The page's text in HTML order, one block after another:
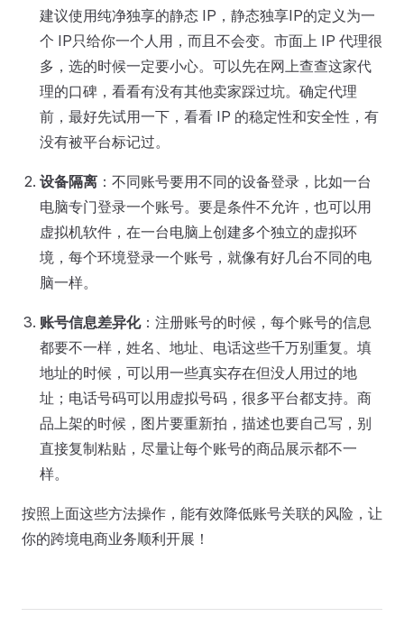
建议使用纯净独享的静态 IP，静态独享IP的定义为一
个 IP只给你一个人用，而且不会变。市面上 IP 代理很
多，选的时候一定要小心。可以先在网上查查这家代
理的口碑，看看有没有其他卖家踩过坑。确定代理
前，最好先试用一下，看看 IP 的稳定性和安全性，有
没有被平台标记过。
设备隔离 ：不同账号要用不同的设备登录，比如一台
电脑专门登录一个账号。要是条件不允许，也可以用
虚拟机软件，在一台电脑上创建多个独立的虚拟环
境，每个环境登录一个账号，就像有好几台不同的电
脑一样。
账号信息差异化：注册账号的时候，每个账号的信息
都要不一样，姓名、地址、电话这些千万别重复。填
地址的时候，可以用一些真实存在但没人用过的地
址；电话号码可以用虚拟号码，很多平台都支持。商
品上架的时候，图片要重新拍，描述也要自己写，别
直接复制粘贴，尽量让每个账号的商品展示都不一
样。
按照上面这些方法操作，能有效降低账号关联的风险，让
你的跨境电商业务顺利开展！